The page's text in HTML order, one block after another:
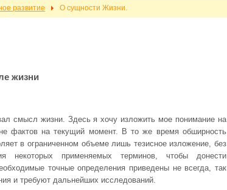
развитие О сущности Жизни.
жизни
смысл жизни. Здесь я хочу изложить мое понимание на
фактов на текущий момент. В то же время обширность
в ограниченном объеме лишь тезисное изложение, без
некоторых применяемых терминов, чтобы донести
точные определения приведены не всегда, так
и требуют дальнейших исследований.